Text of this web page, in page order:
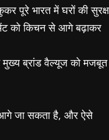
पूरे भारत में घरों की
को किचन से आगे बढ़ाकर
मुख्य ब्रांड वैल्यूज को मजबूत
आगे जा सकता है, और ऐसे